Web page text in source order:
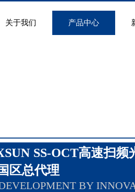
关于我们 产品中心
SS-OCT高速扫频
区总代理
BY